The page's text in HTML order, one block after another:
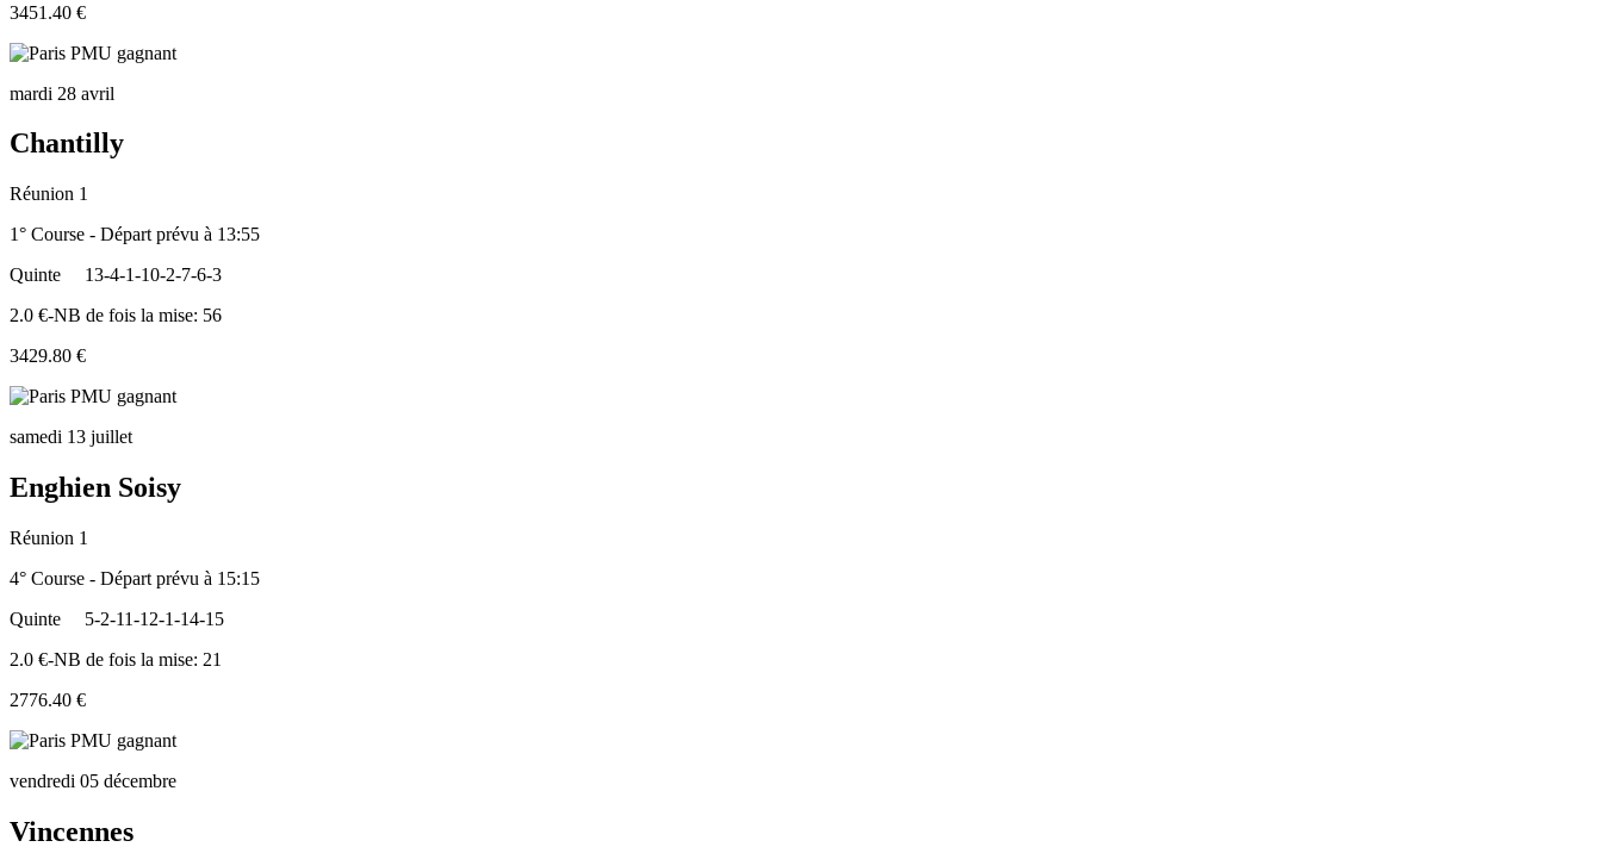
3451.40 €
mardi 28 avril
Chantilly
Réunion 1
1° Course - Départ prévu à 13:55
Quinte
13-4-1-10-2-7-6-3
2.0 €-NB de fois la mise: 56
3429.80 €
samedi 13 juillet
Enghien Soisy
Réunion 1
4° Course - Départ prévu à 15:15
Quinte
5-2-11-12-1-14-15
2.0 €-NB de fois la mise: 21
2776.40 €
vendredi 05 décembre
Vincennes